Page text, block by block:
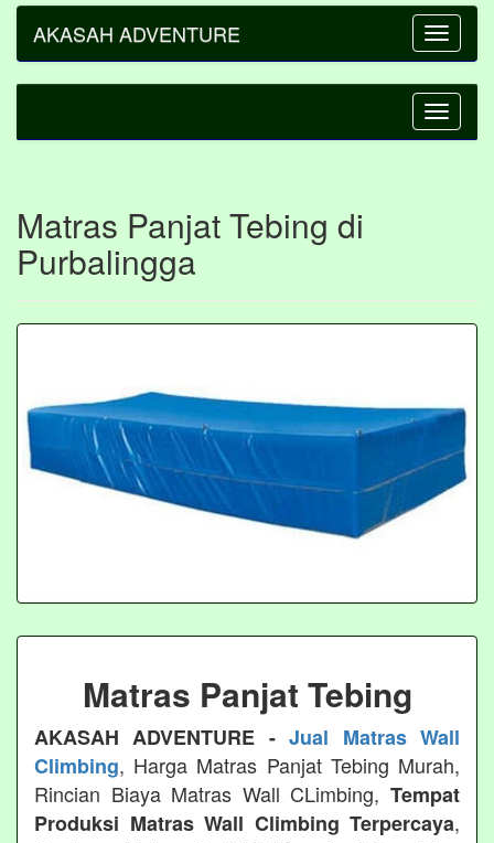
Toggle
AKASAH ADVENTURE
Toggle
Matras Panjat Tebing di
Purbalingga
Matras Panjat Tebing
AKASAH ADVENTURE -Jual Matras Wall
Climbing, Harga Matras Panjat Tebing Murah,
Rincian Biaya Matras Wall CLimbing, Tempat
Produksi Matras Wall Climbing Terpercaya,